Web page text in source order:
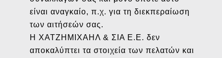
είναι αναγκαίο, π.χ. για τη διεκπεραίωση
των αιτήσεών σας.
Η ΧΑΤΖΗΜΙΧΑΗΛ & ΣΙΑ Ε.Ε. δεν
αποκαλύπτει τα στοιχεία των πελατών και